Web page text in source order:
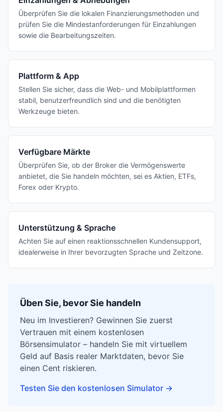
Überprüfen Sie die lokalen Finanzierungsmethoden und
prüfen Sie die Mindestanforderungen für Einzahlungen
sowie die Bearbeitungszeiten.
Plattform & App
Stellen Sie sicher, dass die Web- und Mobilplattformen
stabil, benutzerfreundlich sind und die benötigten
Werkzeuge bieten.
Verfügbare Märkte
Überprüfen Sie, ob der Broker die Vermögenswerte
anbietet, die Sie handeln möchten, sei es Aktien, ETFs,
Forex oder Krypto.
Unterstützung & Sprache
Achten Sie auf einen reaktionsschnellen Kundensupport,
idealerweise in Ihrer bevorzugten Sprache und Zeitzone.
Üben Sie, bevor Sie handeln
Neu im Investieren? Gewinnen Sie zuerst
Vertrauen mit einem kostenlosen
Börsensimulator – handeln Sie mit virtuellem
Geld auf Basis realer Marktdaten, bevor Sie
einen Cent riskieren.
Testen Sie den kostenlosen Simulator →